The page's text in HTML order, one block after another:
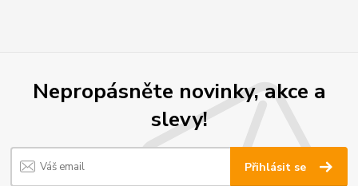
Nepropásněte novinky, akce a
slevy!
Přihlásit se